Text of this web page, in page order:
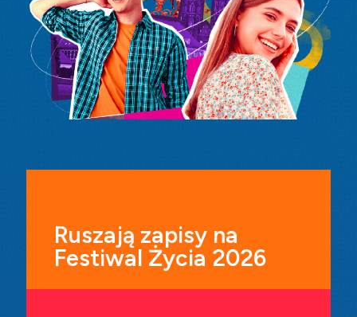
Ruszają zapisy na
Festiwal Życia 2026